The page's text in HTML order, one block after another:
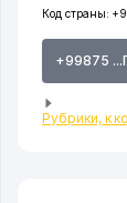
Код страны:
+99875
Рубрики, к